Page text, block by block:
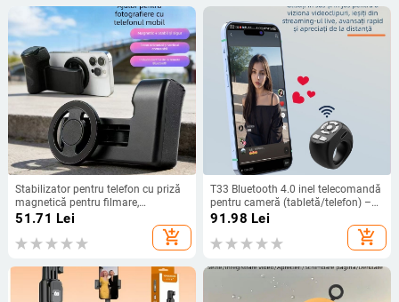
Stabilizator pentru telefon cu priză
magnetică pentru filmare,
telecomandă Bluetooth, ABS, 96 g,
51.71 Lei
add_shopping_cart
T33 Bluetooth 4.0 inel telecomandă
pentru cameră (tabletă/telefon) –
ABS, 80 g, Selfie și derularea
91.98 Lei
add_shopping_cart